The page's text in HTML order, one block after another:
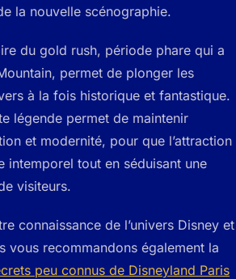
la nouvelle scénographie.
du gold rush, période phare qui a
permet de plonger les
à la fois historique et fantastique.
légende permet de maintenir
et modernité, pour que l’attraction
intemporel tout en séduisant une
visiteurs.
connaissance de l’univers Disney et
vous recommandons également la
peu connus de Disneyland Paris